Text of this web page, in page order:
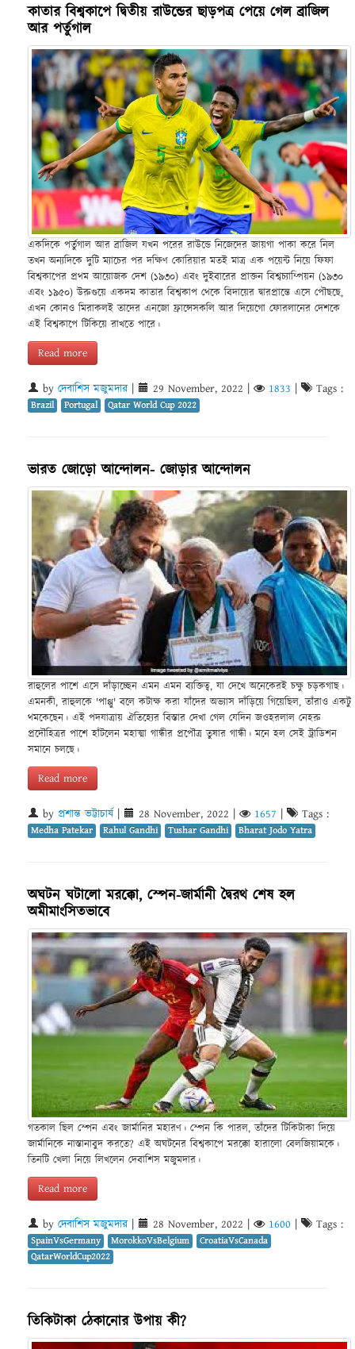
কাতার বিশ্বকাপে দ্বিতীয় রাউন্ডের ছাড়পত্র পেয়ে গেল ব্রাজিল
আর পর্তুগাল
একদিকে পর্তুগাল আর ব্রাজিল যখন পরের রাউন্ডে নিজেদের জায়গা পাকা করে নিল
তখন অন্যদিকে দুটি ম্যাচের পর দক্ষিণ কোরিয়ার মতই মাত্র এক পয়েন্ট নিয়ে ফিফা
বিশ্বকাপের প্রথম আয়োজক দেশ (১৯৩০) এবং দুইবারের প্রাক্তন বিশ্বচ্যাম্পিয়ন (১৯৩০
এবং ১৯৫০) উরুগুয়ে একদম কাতার বিশ্বকাপ থেকে বিদায়ের দ্বারপ্রান্তে এসে পৌছছে,
এখন কোনও মিরাকলই তাদের এনজো ফ্রান্সেসকলি আর দিয়েগো ফোরলানের দেশকে
এই বিশ্বকাপে টিকিয়ে রাখতে পারে।
Read more
by দেবাশিস মজুমদার| 29 November, 2022 1833 Tags :
Brazil Portugal Qatar World Cup 2022
ভারত জোড়ো আন্দোলন- জোড়ার আন্দোলন
রাহুলের পাশে এসে দাঁড়াচ্ছেন এমন এমন ব্যক্তিত্ব, যা দেখে অনেকেরই চক্ষু চড়কগাছ।
এমনকী, রাহুলকে 'পাপ্পু' বলে কটাক্ষ করা যাঁদের অভ্যাস দাঁড়িয়ে গিয়েছিল, তাঁরাও একটু
থমকেছেন। এই পদযাত্রায় ঐতিহ্যের বিস্তার দেখা গেল যেদিন জওহরলাল নেহরু
প্রদৌহিত্রর পাশে হাঁটলেন মহাত্মা গান্ধীর প্রপৌত্র তুষার গান্ধী। মনে হল সেই ট্রাডিশন
সমানে চলছে।
Read more
by প্রশান্ত ভট্টাচার্য 28 November, 2022 1657 Tags :
Medha Patekar Rahul Gandhi Tushar Gandhi Bharat Jodo Yatra
অঘটন ঘটালো মরক্কো, স্পেন-জার্মানী দ্বৈরথ শেষ হল
অমীমাংসিতভাবে
গতকাল ছিল স্পেন এবং জার্মানির মহারণ। স্পেন কি পারল, তাঁদের টিকিটাকা দিয়ে
জার্মানিকে নাস্তানাবুদ করতে? এই অঘটনের বিশ্বকাপে মরক্কো হারালো বেলজিয়ামকে।
তিনটি খেলা নিয়ে লিখলেন দেবাশিস মজুমদার।
Read more
by দেবাশিস মজুমদার| 28 November, 2022 1600 Tags :
SpainVsGermany MorokkoVsBelgium
CroatiaVsCanada
QatarWorldCup2022
তিকিটাকা ঠেকানোর উপায় কী?